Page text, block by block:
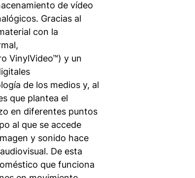
de vídeo
Gracias al
con la
VinylVideo™) y un
de los medios y, al
que plantea el
en diferentes puntos
al que se accede
y sonido hace
De esta
que funciona